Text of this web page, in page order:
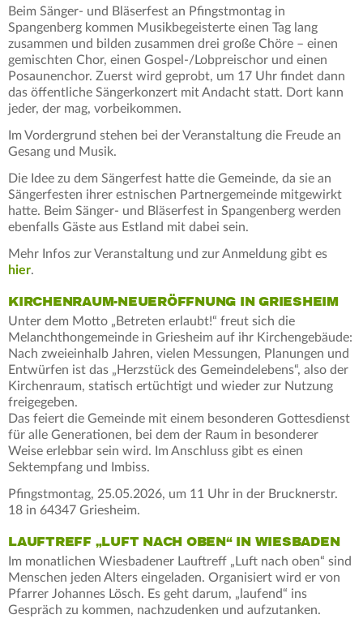
Beim Sänger- und Bläserfest an Pfingstmontag in
Spangenberg kommen Musikbegeisterte einen Tag lang
zusammen und bilden zusammen drei große Chöre – einen
gemischten Chor, einen Gospel-/Lobpreischor und einen
Posaunenchor. Zuerst wird geprobt, um 17 Uhr findet dann
das öffentliche Sängerkonzert mit Andacht statt. Dort kann
jeder, der mag, vorbeikommen.
Im Vordergrund stehen bei der Veranstaltung die Freude an
Gesang und Musik.
Die Idee zu dem Sängerfest hatte die Gemeinde, da sie an
Sängerfesten ihrer estnischen Partnergemeinde mitgewirkt
hatte. Beim Sänger- und Bläserfest in Spangenberg werden
ebenfalls Gäste aus Estland mit dabei sein.
Mehr Infos zur Veranstaltung und zur Anmeldung gibt es
hier.
KIRCHENRAUM-NEUERÖFFNUNG IN GRIESHEIM
Unter dem Motto „Betreten erlaubt!“ freut sich die
Melanchthongemeinde in Griesheim auf ihr Kirchengebäude:
Nach zweieinhalb Jahren, vielen Messungen, Planungen und
Entwürfen ist das „Herzstück des Gemeindelebens“, also der
Kirchenraum, statisch ertüchtigt und wieder zur Nutzung
freigegeben.
Das feiert die Gemeinde mit einem besonderen Gottesdienst
für alle Generationen, bei dem der Raum in besonderer
Weise erlebbar sein wird. Im Anschluss gibt es einen
Sektempfang und Imbiss.
Pfingstmontag, 25.05.2026, um 11 Uhr in der Brucknerstr.
18 in 64347 Griesheim.
LAUFTREFF „LUFT NACH OBEN“ IN WIESBADEN
Im monatlichen Wiesbadener Lauftreff „Luft nach oben“ sind
Menschen jeden Alters eingeladen. Organisiert wird er von
Pfarrer Johannes Lösch. Es geht darum, „laufend“ ins
Gespräch zu kommen, nachzudenken und aufzutanken.